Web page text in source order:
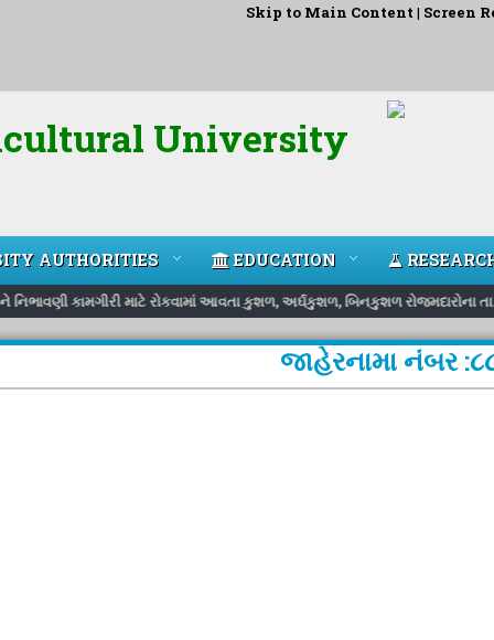
Skip to Main Content | Screen
University
AUTHORITIES EDUCATION
કામગીરી માટે રોકવામાં આવતા કુશળ, અર્ઘકુશળ, બિનકુશળ રોજમદારોના
જાહેરનામા નંબર